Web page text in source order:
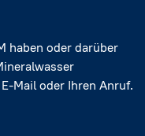
haben oder darüber
Mail oder Ihren Anruf.